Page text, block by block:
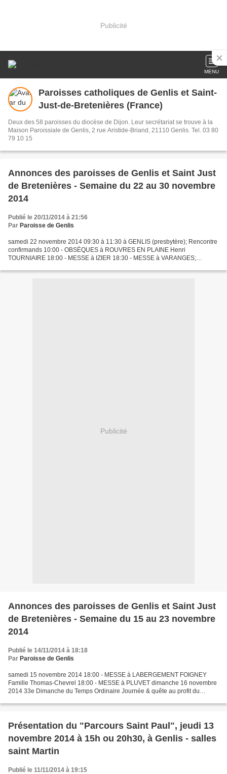
Publicité
MENU
Paroisses catholiques de Genlis et Saint-
Just-de-Bretenières (France)
Deux des 58 paroisses du diocèse de Dijon. Leur secrétariat se trouve à la
Maison Paroissiale de Genlis, 2 rue Aristide-Briand, 21110 Genlis. Tel. 03 80
79 10 15
Annonces des paroisses de Genlis et Saint Just
de Bretenières - Semaine du 22 au 30 novembre
2014
Publié le 20/11/2014 à 21:56
Par Paroisse de Genlis
samedi 22 novembre 2014 09:30 à 11:30 à GENLIS (presbytère); Rencontre
confirmands 10:00 - OBSÈQUES à ROUVRES EN PLAINE Henri
TOURNIAIRE 18:00 - MESSE à IZIER 18:30 - MESSE à VARANGES;
l'Univers...
Publicité
Annonces des paroisses de Genlis et Saint Just
de Bretenières - Semaine du 15 au 23 novembre
2014
Publié le 14/11/2014 à 18:18
Par Paroisse de Genlis
samedi 15 novembre 2014 18:00 - MESSE à LABERGEMENT FOIGNEY
Famille Thomas-Chevrel 18:00 - MESSE à PLUVET dimanche 16 novembre
2014 33e Dimanche du Temps Ordinaire Journée & quête au profit du
Présentation du "Parcours Saint Paul", jeudi 13
novembre 2014 à 15h ou 20h30, à Genlis - salles
saint Martin
Publié le 11/11/2014 à 19:15